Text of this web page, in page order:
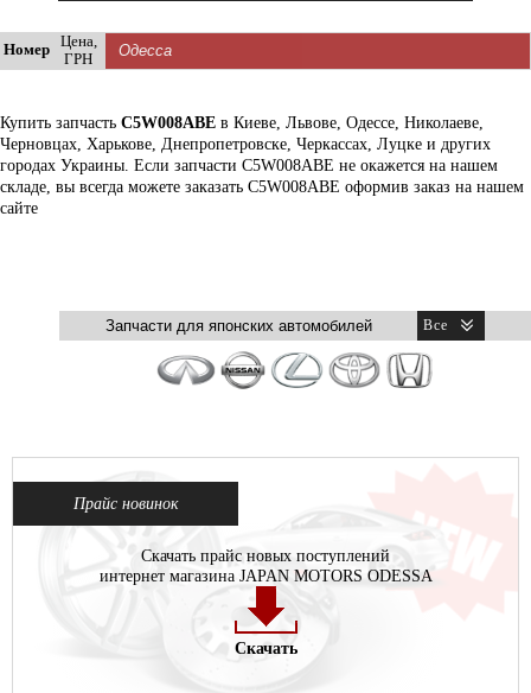
Номер
Цена,
ГРН
Купить запчасть C5W008ABE в Киеве, Львове, Одессе, Николаеве,
Черновцах, Харькове, Днепропетровске, Черкассах, Луцке и других
городах Украины. Если запчасти C5W008ABE не окажется на нашем
складе, вы всегда можете заказать C5W008ABE оформив заказ на нашем
сайте
Прайс новинок
Скачать прайс новых поступлений
интернет магазина JAPAN MOTORS ODESSA
Скачать